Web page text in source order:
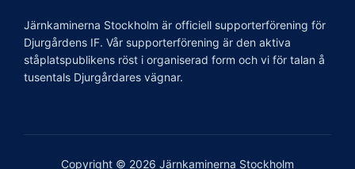
Järnkaminerna Stockholm är officiell supporterförening för
Djurgårdens IF. Vår supporterförening är den aktiva
ståplatspublikens röst i organiserad form och vi för talan å
tusentals Djurgårdares vägnar.
Copyright © 2026 Järnkaminerna Stockholm